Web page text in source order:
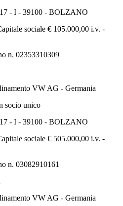
- I - 39100 - BOLZANO
sociale € 105.000,00 i.v. -
n. 02353310309
VW AG - Germania
socio unico
- I - 39100 - BOLZANO
sociale € 505.000,00 i.v. -
n. 03082910161
VW AG - Germania